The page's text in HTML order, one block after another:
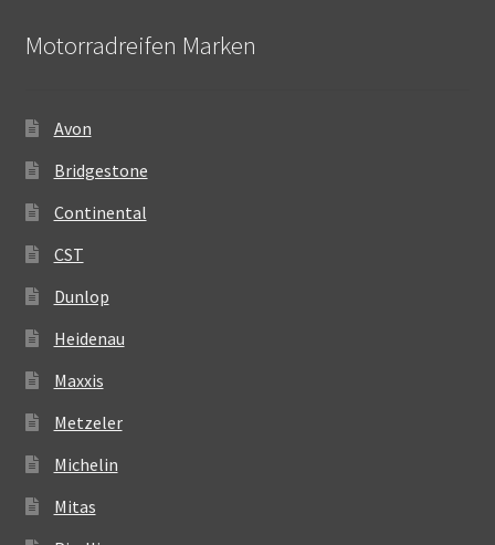
Motorradreifen Marken
Avon
Bridgestone
Continental
CST
Dunlop
Heidenau
Maxxis
Metzeler
Michelin
Mitas